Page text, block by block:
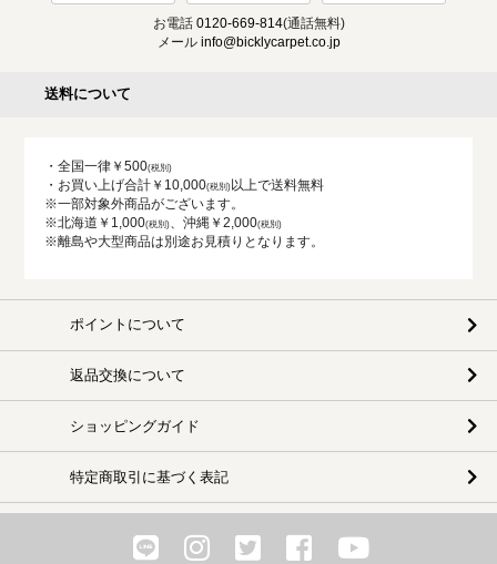
お電話 0120-669-814(通話無料)
メール info@bicklycarpet.co.jp
送料について
・全国一律￥500
・お買い上げ合計￥10,000
以上で送料無料
※一部対象外商品がございます。
※北海道￥1,000
、沖縄￥2,000
※離島や大型商品は別途お見積りとなります。
ポイントについて
返品交換について
ショッピングガイド
特定商取引に基づく表記